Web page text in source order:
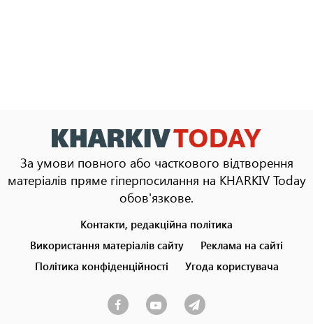
За умови повного або часткового відтворення
матеріалів пряме гіперпосилання на KHARKIV Today
обов'язкове.
menu
Контакти, редакційна політика
Використання матеріалів сайту
Реклама на сайті
Політика конфіденційності
Угода користувача